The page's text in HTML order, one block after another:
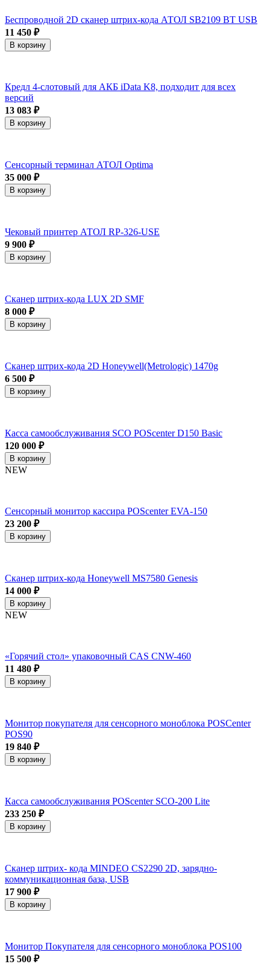
Беспроводной 2D сканер штрих-кода АТОЛ SB2109 BT USB
11 450 ₽
В корзину
Кредл 4-слотовый для АКБ iData K8, подходит для всех
версий
13 083 ₽
В корзину
Сенсорный терминал АТОЛ Optima
35 000 ₽
В корзину
Чековый принтер АТОЛ RP-326-USE
9 900 ₽
В корзину
Сканер штрих-кода LUX 2D SMF
8 000 ₽
В корзину
Сканер штрих-кода 2D Honeywell(Metrologic) 1470g
6 500 ₽
В корзину
Касса самообслуживания SCO POScenter D150 Basic
120 000 ₽
В корзину
NEW
Сенсорный монитор кассира POScenter EVA-150
23 200 ₽
В корзину
Сканер штрих-кода Honeywell MS7580 Genesis
14 000 ₽
В корзину
NEW
«Горячий стол» упаковочный CAS CNW-460
11 480 ₽
В корзину
Монитор покупателя для сенсорного моноблока POSCenter
POS90
19 840 ₽
В корзину
Касса самообслуживания POScenter SCO-200 Lite
233 250 ₽
В корзину
Сканер штрих- кода MINDEO CS2290 2D, зарядно-
коммуникационная база, USB
17 900 ₽
В корзину
Монитор Покупателя для сенсорного моноблока POS100
15 500 ₽